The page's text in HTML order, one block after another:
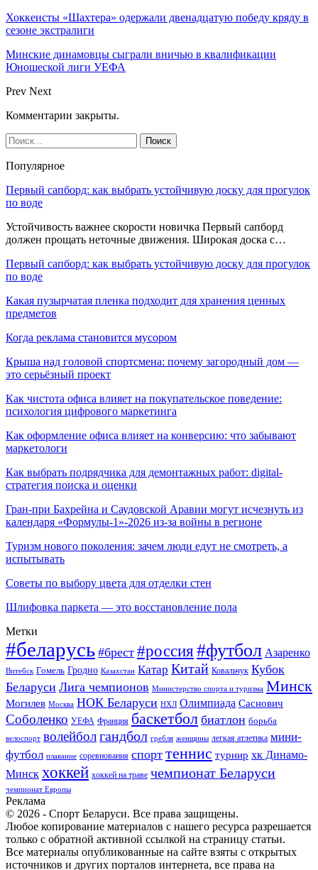
Хоккеисты «Шахтера» одержали двенадцатую победу кряду в
сезоне экстралиги
Минские динамовцы сыграли вничью в квалификации
Юношеской лиги УЕФА
Prev Next
Комментарии закрыты.
Популярное
Первый сапборд: как выбрать устойчивую доску для прогулок
по воде
Устойчивость важнее скорости новичка Первый сапборд
должен прощать неточные движения. Широкая доска с…
Первый сапборд: как выбрать устойчивую доску для прогулок
по воде
Какая пузырчатая пленка подходит для хранения ценных
предметов
Когда реклама становится мусором
Крыша над головой спортсмена: почему загородный дом —
это серьёзный проект
Как чистота офиса влияет на покупательское поведение:
психология цифрового маркетинга
Как оформление офиса влияет на конверсию: что забывают
маркетологи
Как выбрать подрядчика для демонтажных работ: digital-
стратегия поиска и оценки
Гран-при Бахрейна и Саудовской Аравии могут исчезнуть из
календаря «Формулы-1»-2026 из-за войны в регионе
Туризм нового поколения: зачем люди едут не смотреть, а
испытывать
Советы по выбору цвета для отделки стен
Шлифовка паркета — это восстановление пола
Метки
#беларусь #брест #россия#футбол Азаренко
Витебск Гомель Гродно Казахстан Катар Китай Ковальчук Кубок
Беларуси Лига чемпионов Министерство спорта и туризма Минск
Могилев Москва НОК Беларуси НХЛ Олимпиада Саснович
Соболенко УЕФА Франция баскетбол биатлон борьба
велоспорт волейболгандбол гребля женщины легкая атлетика мини-
футбол плавание соревнования спорт теннис турнир хк Динамо-
Минск хоккей хоккей на траве чемпионат Беларуси
чемпионат Европы
Реклама
© 2026 - Спорт Беларуси. Все права защищены.
Любое копирование материалов с нашего ресурса разрешается
только с обратной активной ссылкой на страницу статьи.
Все материалы опубликованные на сайте взяты с открытых
источников и других порталов интернета, все права на